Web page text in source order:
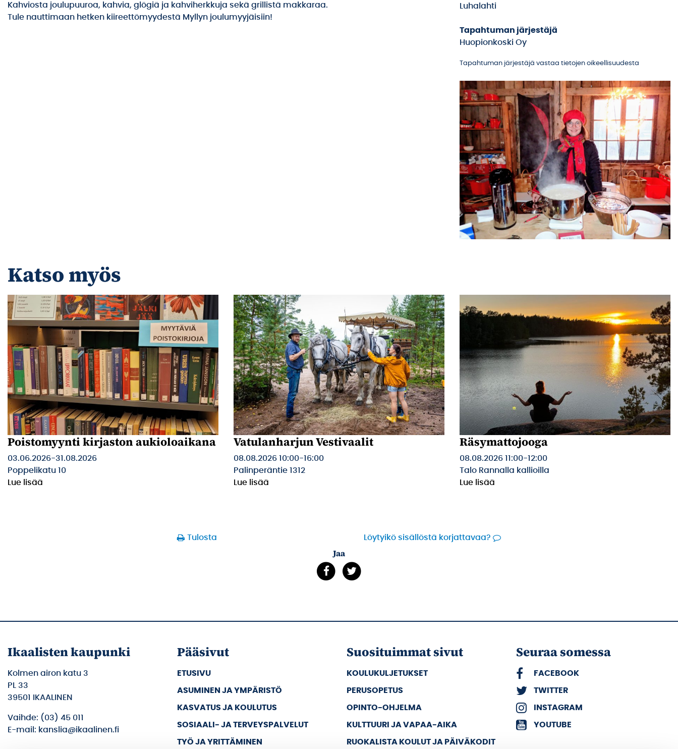
Kahviosta joulupuuroa, kahvia, glögiä ja kahviherkkuja sekä grillistä makkaraa.
Tule nauttimaan hetken kiireettömyydestä Myllyn joulumyyjäisiin!
Luhalahti
Tapahtuman järjestäjä
Huopionkoski Oy
Tapahtuman järjestäjä vastaa tietojen oikeellisuudesta
Katso myös
Poistomyynti kirjaston aukioloaikana
03.06.2026-31.08.2026
Poppelikatu 10
Lue lisää
Vatulanharjun Vestivaalit
08.08.2026 10:00-16:00
Palinperäntie 1312
Lue lisää
Räsymattojooga
08.08.2026 11:00-12:00
Talo Rannalla kallioilla
Lue lisää
Tulosta Löytyikö sisällöstä korjattavaa?
Jaa
Ikaalisten kaupunki
Kolmen airon katu 3
PL 33
39501 IKAALINEN
Vaihde: (03) 45 011
E-mail: kanslia@ikaalinen.fi
Pääsivut
ETUSIVU
ASUMINEN JA YMPÄRISTÖ
KASVATUS JA KOULUTUS
SOSIAALI- JA TERVEYSPALVELUT
TYÖ JA YRITTÄMINEN
Suosituimmat sivut
KOULUKULJETUKSET
PERUSOPETUS
OPINTO-OHJELMA
KULTTUURI JA VAPAA-AIKA
RUOKALISTA KOULUT JA PÄIVÄKODIT
Seuraa somessa
FACEBOOK
TWITTER
INSTAGRAM
YOUTUBE